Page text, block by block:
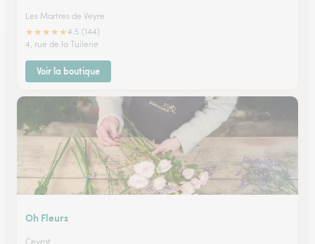
Les Martres de Veyre
★★★★★4.5 (144)
4, rue de la Tuilerie
Voir la boutique
Oh Fleurs
Ceyrat